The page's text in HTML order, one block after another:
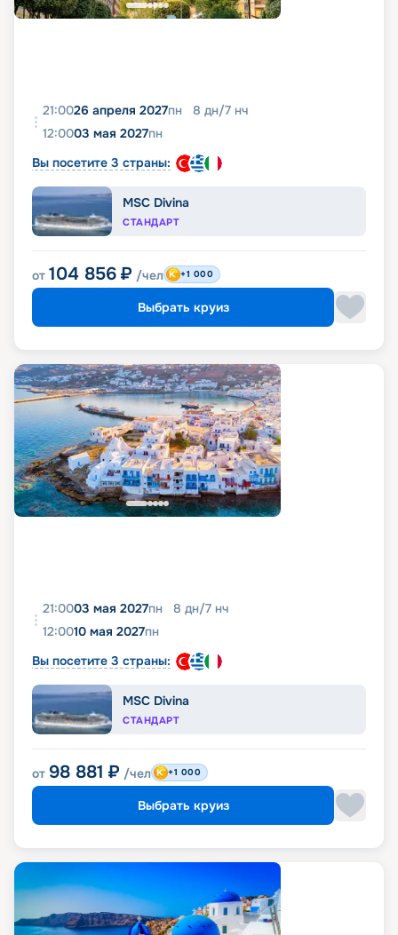
21:0026 апреля 2027пн 8 дн/7 нч
12:0003 мая 2027пн
Вы посетите 3 страны:
MSC Divina
СТАНДАРТ
от 104 856 ₽ /чел +1 000
Выбрать круиз
21:0003 мая 2027пн 8 дн/7 нч
12:0010 мая 2027пн
Вы посетите 3 страны:
MSC Divina
СТАНДАРТ
от 98 881 ₽ /чел +1 000
Выбрать круиз